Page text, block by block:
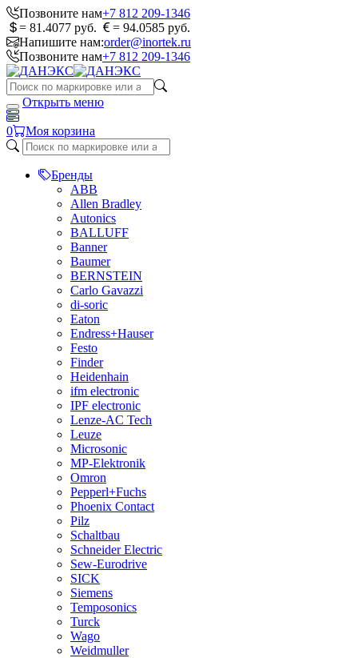
Позвоните нам+7 812 209-1346
= 81.4077 руб.
= 94.0585 руб.
Напишите нам:order@inortek.ru
Позвоните нам+7 812 209-1346
Открыть меню
0 Моя корзина
Бренды
ABB
Allen Bradley
Autonics
BALLUFF
Banner
Baumer
BERNSTEIN
Carlo Gavazzi
di-soric
Eaton
Endress+Hauser
Festo
Finder
Heidenhain
ifm electronic
IPF electronic
Lenze-AC Tech
Leuze
Microsonic
MP-Elektronik
Omron
Pepperl+Fuchs
Phoenix Contact
Pilz
Schaltbau
Schneider Electric
Sew-Eurodrive
SICK
Siemens
Temposonics
Turck
Wago
Weidmuller